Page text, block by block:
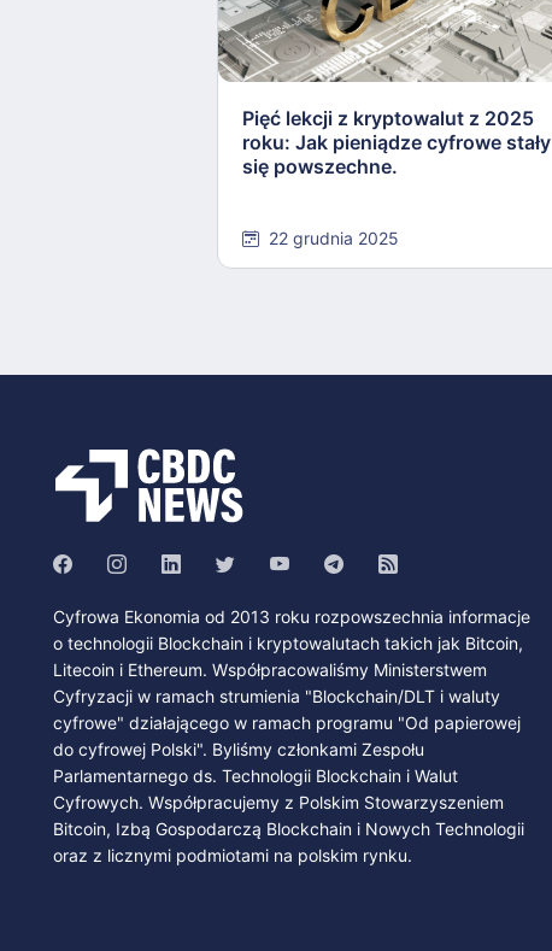
Pięć lekcji z kryptowalut z 2025
roku: Jak pieniądze cyfrowe stały
się powszechne.
22 grudnia 2025
Cyfrowa Ekonomia od 2013 roku rozpowszechnia informacje
o technologii Blockchain i kryptowalutach takich jak Bitcoin,
Litecoin i Ethereum. Współpracowaliśmy Ministerstwem
Cyfryzacji w ramach strumienia "Blockchain/DLT i waluty
cyfrowe" działającego w ramach programu "Od papierowej
do cyfrowej Polski". Byliśmy członkami Zespołu
Parlamentarnego ds. Technologii Blockchain i Walut
Cyfrowych. Współpracujemy z Polskim Stowarzyszeniem
Bitcoin, Izbą Gospodarczą Blockchain i Nowych Technologii
oraz z licznymi podmiotami na polskim rynku.